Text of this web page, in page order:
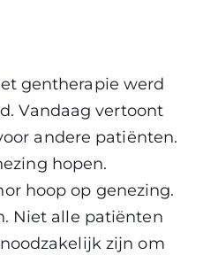
gentherapie werd
Vandaag vertoont
andere patiënten.
hopen.
hoop op genezing.
Niet alle patiënten
zijn om